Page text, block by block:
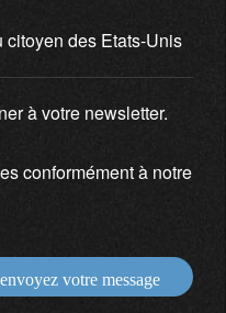
des Etats-Unis
à votre newsletter.
conformément à notre
envoyez votre message